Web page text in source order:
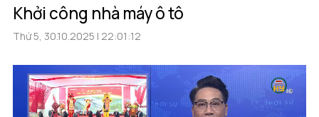
Khởi công nhà máy ô tô
Thứ 5, 30.10.2025 | 22:01:12